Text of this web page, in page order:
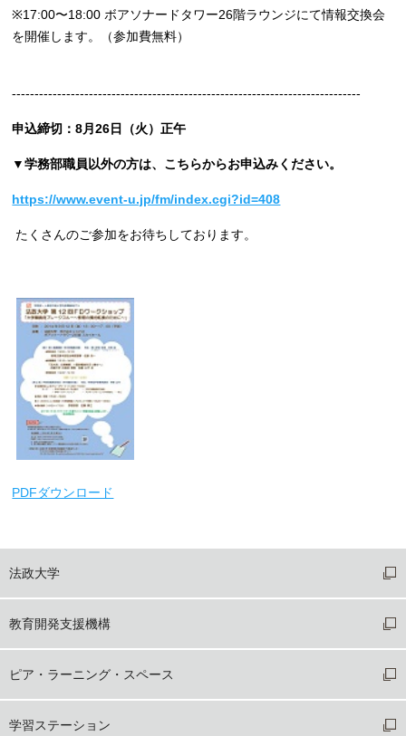
※17:00〜18:00 ボアソナードタワー26階ラウンジにて情報交換会
を開催します。（参加費無料）
-----------------------------------------------------------------------------
申込締切：8月26日（火）正午
▼学務部職員以外の方は、こちらからお申込みください。
https://www.event-u.jp/fm/index.cgi?id=408
たくさんのご参加をお待ちしております。
PDFダウンロード
法政大学
教育開発支援機構
ピア・ラーニング・スペース
学習ステーション